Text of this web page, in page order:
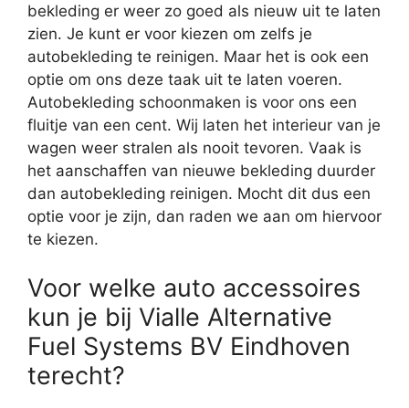
bekleding er weer zo goed als nieuw uit te laten
zien. Je kunt er voor kiezen om zelfs je
autobekleding te reinigen. Maar het is ook een
optie om ons deze taak uit te laten voeren.
Autobekleding schoonmaken is voor ons een
fluitje van een cent. Wij laten het interieur van je
wagen weer stralen als nooit tevoren. Vaak is
het aanschaffen van nieuwe bekleding duurder
dan autobekleding reinigen. Mocht dit dus een
optie voor je zijn, dan raden we aan om hiervoor
te kiezen.
Voor welke auto accessoires
kun je bij Vialle Alternative
Fuel Systems BV Eindhoven
terecht?